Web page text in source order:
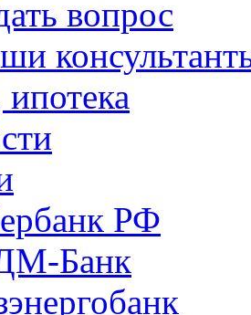
вопрос
РФ
Банк